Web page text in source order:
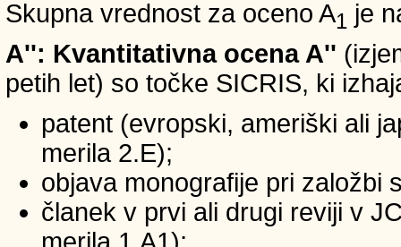
Skupna vrednost za oceno A1 je
A'': Kvantitativna ocena A''
petih let) so točke SICRIS, ki
patent (evropski, ameriški ali
merila 2.E);
objava monografije pri založbi
članek v prvi ali drugi reviji v